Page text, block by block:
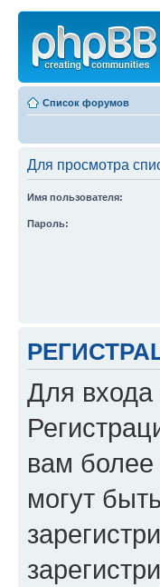
Список форумов
Для просмотра
Имя пользователя:
Пароль:
Для
вам
могут